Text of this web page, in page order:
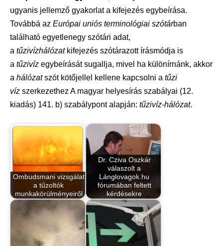
ugyanis jellemző gyakorlat a kifejezés egybeírása.
Továbbá az Európai uniós terminológiai szótárban
található egyetlenegy szótári adat,
a tűzivízhálózat kifejezés szótárazott írásmódja is
a tűzivíz egybeírását sugallja, mivel ha különírnánk, akkor
a hálózatszót kötőjellel kellene kapcsolni a tűzi
víz szerkezethez A magyar helyesírás szabályai (12.
kiadás) 141. b) szabálypont alapján: tűzivíz-hálózat.
Ombudsmani vizsgálat
a tűzoltók
munkakörülményeiről
Dr. Cziva Oszkár
válaszolt a
Lánglovagok.hu
fórumában feltett
kérdésekre